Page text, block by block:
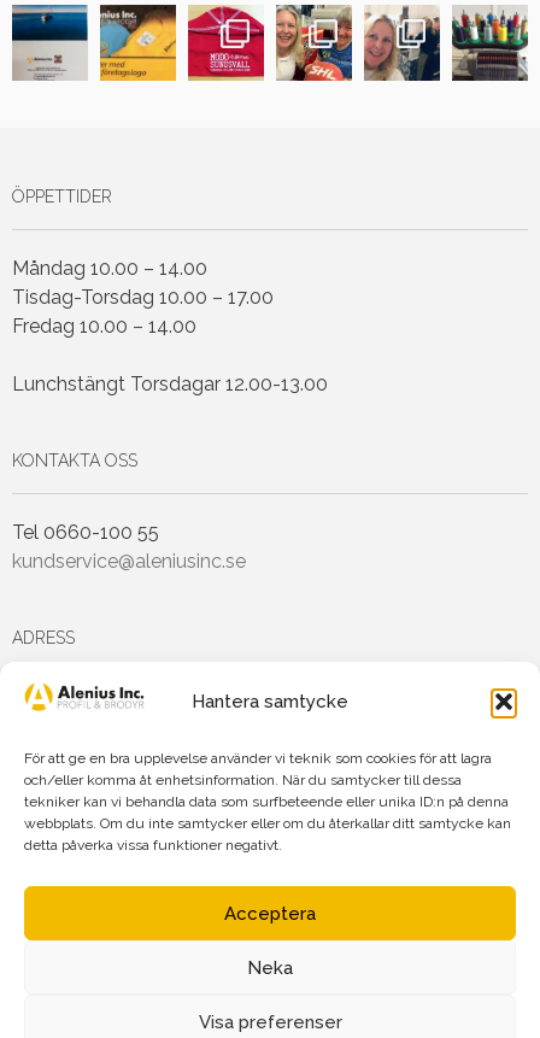
Hantera samtycke
För att ge en bra upplevelse använder vi teknik som cookies för att lagra
och/eller komma åt enhetsinformation. När du samtycker till dessa
tekniker kan vi behandla data som surfbeteende eller unika ID:n på denna
webbplats. Om du inte samtycker eller om du återkallar ditt samtycke kan
detta påverka vissa funktioner negativt.
Acceptera
Neka
Visa preferenser
ÖPPETTIDER
Måndag 10.00 – 14.00
Tisdag-Torsdag 10.00 – 17.00
Fredag 10.00 – 14.00
Lunchstängt Torsdagar 12.00-13.00
KONTAKTA OSS
Tel 0660-100 55
kundservice@aleniusinc.se
ADRESS
Hästmarksvägen 3D
FÖLJ OSS PÅ
Agnetha Alenius Incorporated AB